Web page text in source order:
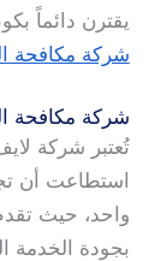
يقترن دائماً
شركة مكافحة
شركة مكافحة
تُعتبر شركة
استطاعت أن
واحد، حيث تقدم
بجودة الخدمة